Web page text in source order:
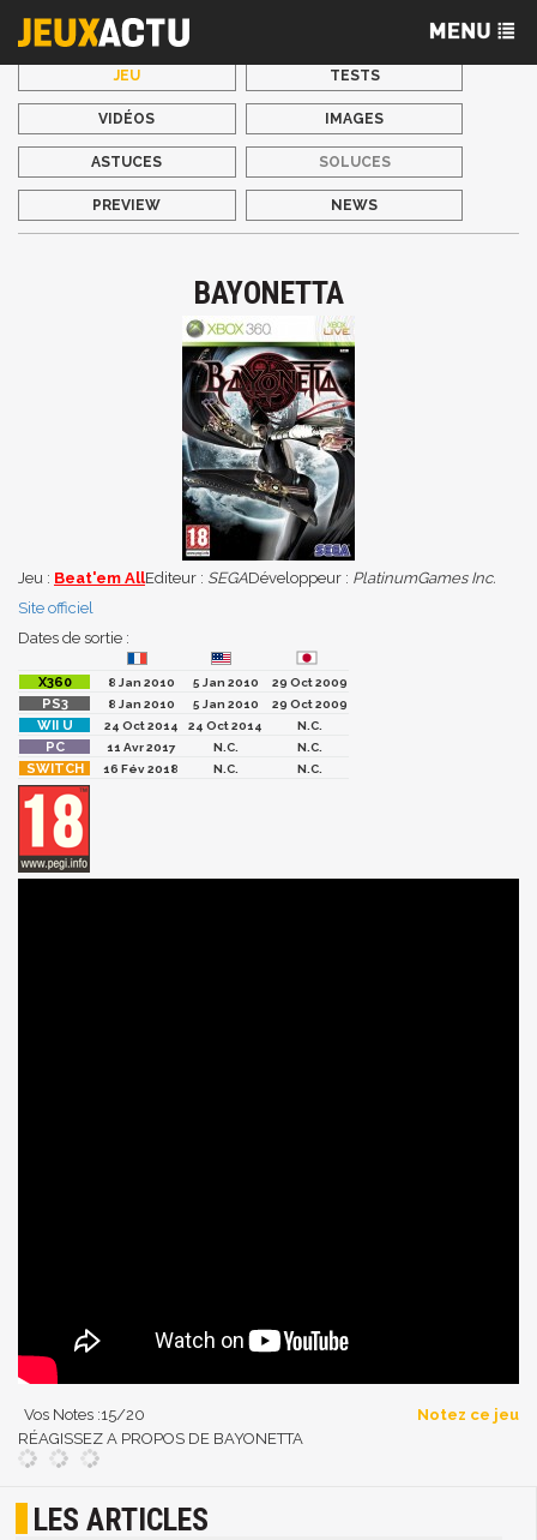
JEU TESTS
VIDÉOS IMAGES
ASTUCES SOLUCES
PREVIEW NEWS
BAYONETTA
Jeu : Beat'em AllEditeur : SEGADéveloppeur : PlatinumGames Inc.
Site officiel
Dates de sortie :
8 Jan 2010 5 Jan 2010
29 Oct 2009
8 Jan 2010
5 Jan 2010
29 Oct 2009
24 Oct 2014
24 Oct 2014
N.C.
11 Avr 2017
N.C.
N.C.
16 Fév 2018
N.C. N.C.
Vos Notes :15/20
Notez ce jeu
RÉAGISSEZ A PROPOS DE BAYONETTA
LES ARTICLES